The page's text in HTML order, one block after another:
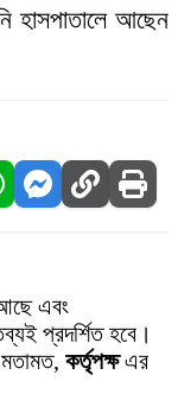
হাসপাতালে আছেন
এবং
প্রদর্শিত হবে।
কর্তৃপক্ষএর